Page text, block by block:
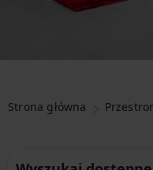
Strona główna